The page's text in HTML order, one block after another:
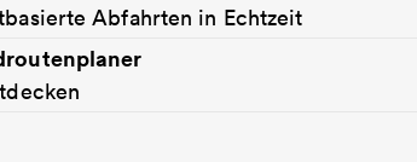
Abfahrten in Echtzeit